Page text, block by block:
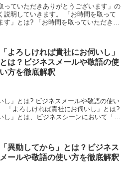
っていただきありがとうございます」の
説明していきます。 「お時間を取って
」とは? 「お時間を取っていただきあ
「よろしければ貴社にお伺いし」
とは？ビジネスメールや敬語の使
い方を徹底解釈
し」とは? ビジネスメールや敬語の使い
「よろしければ貴社にお伺いし」とは?
し」とは、ビジネスシーンにおいて「御
「異動してから」とは？ビジネス
メールや敬語の使い方を徹底解釈